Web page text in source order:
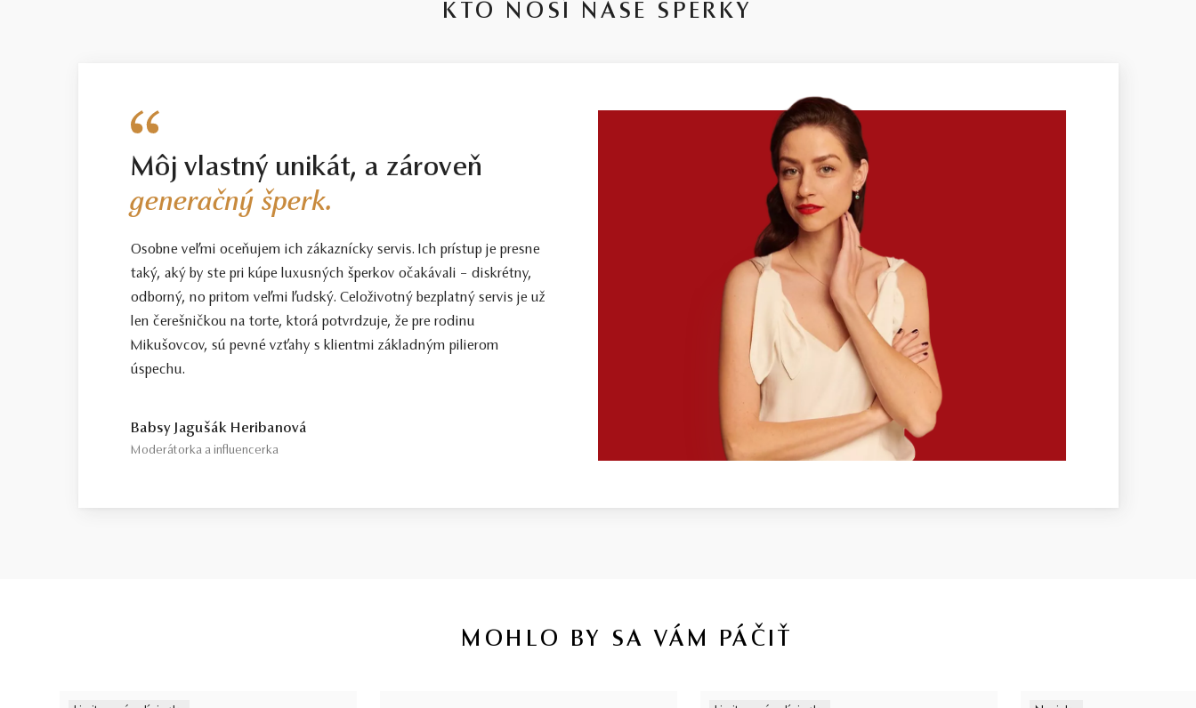
KTO NOSÍ NAŠE ŠPERKY
Môj vlastný unikát, a zároveň
generačný šperk.
Osobne veľmi oceňujem ich zákaznícky servis. Ich prístup je presne
taký, aký by ste pri kúpe luxusných šperkov očakávali – diskrétny,
odborný, no pritom veľmi ľudský. Celoživotný bezplatný servis je už
len čerešničkou na torte, ktorá potvrdzuje, že pre rodinu
Mikušovcov, sú pevné vzťahy s klientmi základným pilierom
úspechu.
Babsy Jagušák Heribanová
Moderátorka a influencerka
MOHLO BY SA VÁM PÁČIŤ